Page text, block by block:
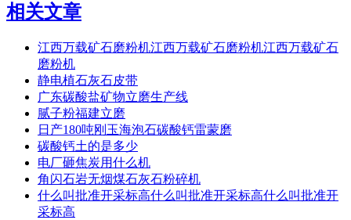
相关文章
江西万载矿石磨粉机江西万载矿石磨粉机江西万载矿石
磨粉机
静电植石灰石皮带
广东碳酸盐矿物立磨生产线
腻子粉福建立磨
日产180吨刚玉海泡石碳酸钙雷蒙磨
碳酸钙土的是多少
电厂砸焦炭用什么机
角闪石岩无烟煤石灰石粉碎机
什么叫批准开采标高什么叫批准开采标高什么叫批准开
采标高